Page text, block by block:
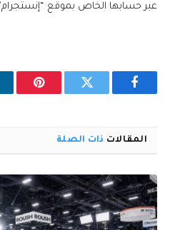
عبر حسابها الخاص بموقع
فيسبوك تويتر
المقالات ذات الصلة